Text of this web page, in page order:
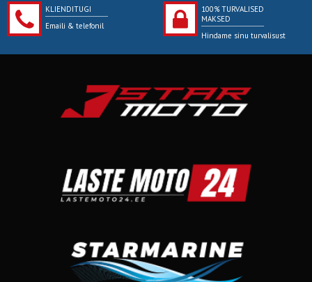
KLIENDITUGI
Emaili & telefonil
100% TURVALISED
MAKSED
Hindame sinu turvalisust